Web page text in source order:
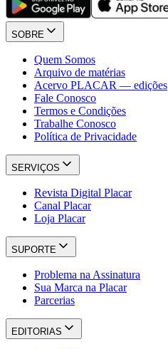
SOBRE
Quem Somos
Arquivo de matérias
Acervo PLACAR — edições
Fale Conosco
Termos e Condições
Trabalhe Conosco
Política de Privacidade
SERVIÇOS
Revista Digital Placar
Canal Placar
Loja Placar
SUPORTE
Problema na Assinatura
Sua Marca na Placar
Parcerias
EDITORIAS